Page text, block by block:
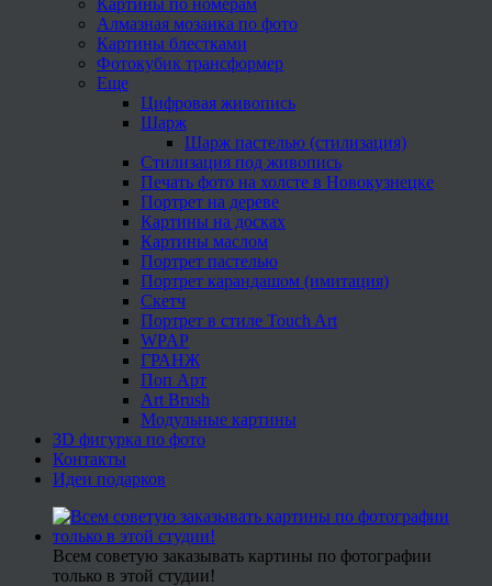
Алмазная мозаика по фото
Картины блестками
Фотокубик трансформер
Еще
Цифровая живопись
Шарж
Шарж пастелью (стилизация)
Стилизация под живопись
Печать фото на холсте в Новокузнецке
Портрет на дереве
Картины на досках
Картины маслом
Портрет пастелью
Портрет карандашом (имитация)
Скетч
Портрет в стиле Touch Art
WPAP
ГРАНЖ
Поп Арт
Art Brush
Модульные картины
3D фигурка по фото
Контакты
Идеи подарков
Всем советую заказывать картины по фотографии
только в этой студии!